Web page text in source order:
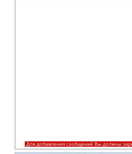
Для добавления сообщений Вы должны